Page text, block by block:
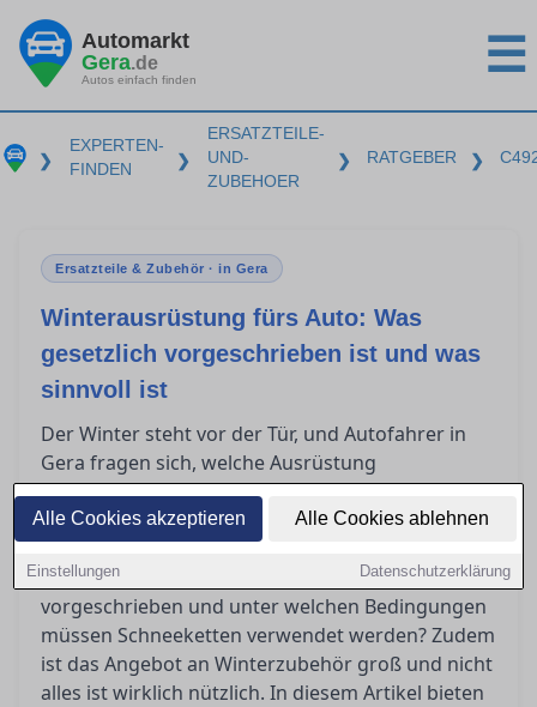
Alle Cookies akzeptieren Alle Cookies ablehnen
Einstellungen Datenschutzerklärung
Automarkt
Gera.de
Autos einfach finden ☰
❯
EXPERTEN-
FINDEN
❯
ERSATZTEILE-
UND-
ZUBEHOER
❯ RATGEBER ❯
Ersatzteile & Zubehör · in Gera
Winterausrüstung fürs Auto: Was
gesetzlich vorgeschrieben ist und was
sinnvoll ist
Der Winter steht vor der Tür, und Autofahrer in
Gera fragen sich, welche Ausrüstung
entscheidend ist, um sicher durch die kalte
Jahreszeit zu kommen. Die situative
Winterreifenpflicht wirft immer wieder Fragen
auf: Wann genau sind Winterreifen
vorgeschrieben und unter welchen Bedingungen
müssen Schneeketten verwendet werden? Zudem
ist das Angebot an Winterzubehör groß und nicht
alles ist wirklich nützlich. In diesem Artikel bieten